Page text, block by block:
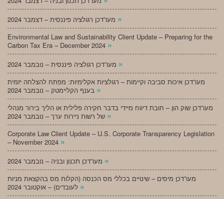
»
Environmental Law and Sustainability Client Update – Preparing for the
Carbon Tax Era – December 2024 »
»
מעו”דכן איכות סביבה וקיימות – רגולציות אקלימיות: מפתח להצלחה יזמית
»
מעו”דכן שוק הון – חובת דיווח מיידי בדבר חקירה פלילית או הליך בירור מנהלי
»
Corporate Law Client Update – U.S. Corporate Transparency Legislation
– November 2024 »
»
מעו”דכן מיסים – שינויים בכללי מס הכנסה (הקלות מס בהקצאת מניות
»